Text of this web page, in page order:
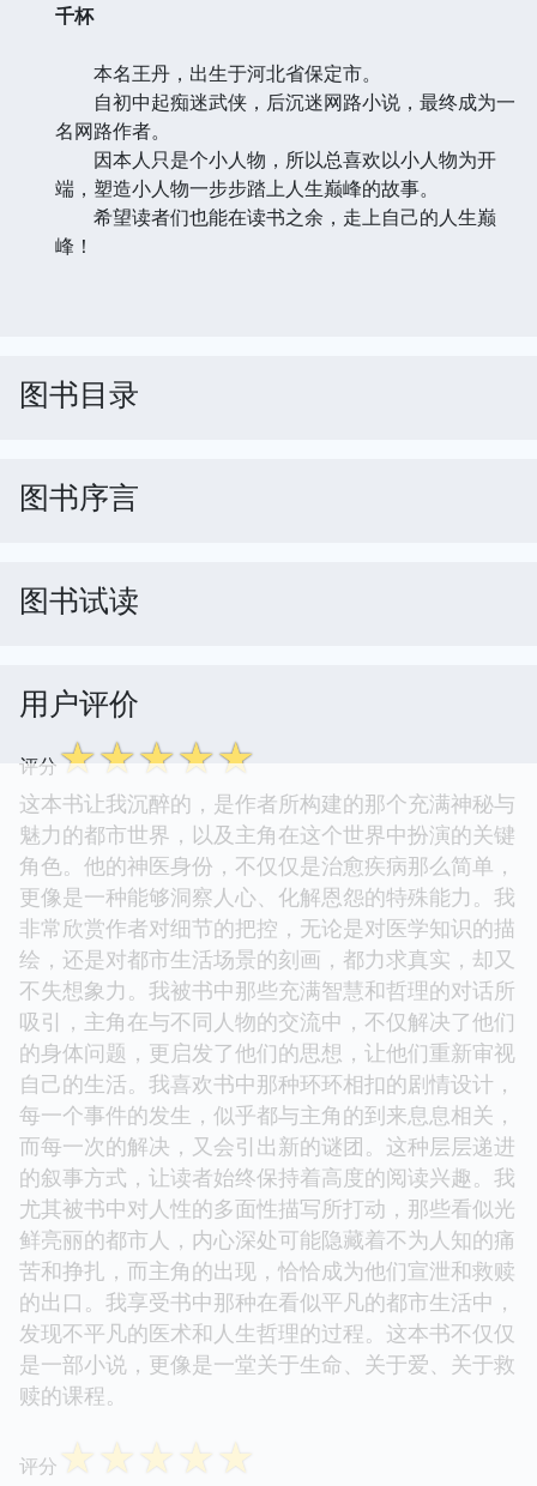
千杯
本名王丹，出生于河北省保定市。
自初中起痴迷武侠，后沉迷网路小说，最终成为一
名网路作者。
因本人只是个小人物，所以总喜欢以小人物为开
端，塑造小人物一步步踏上人生巅峰的故事。
希望读者们也能在读书之余，走上自己的人生巅
峰！
图书目录
图书序言
图书试读
用户评价
评分☆☆☆☆☆
这本书让我沉醉的，是作者所构建的那个充满神秘与
魅力的都市世界，以及主角在这个世界中扮演的关键
角色。他的神医身份，不仅仅是治愈疾病那么简单，
更像是一种能够洞察人心、化解恩怨的特殊能力。我
非常欣赏作者对细节的把控，无论是对医学知识的描
绘，还是对都市生活场景的刻画，都力求真实，却又
不失想象力。我被书中那些充满智慧和哲理的对话所
吸引，主角在与不同人物的交流中，不仅解决了他们
的身体问题，更启发了他们的思想，让他们重新审视
自己的生活。我喜欢书中那种环环相扣的剧情设计，
每一个事件的发生，似乎都与主角的到来息息相关，
而每一次的解决，又会引出新的谜团。这种层层递进
的叙事方式，让读者始终保持着高度的阅读兴趣。我
尤其被书中对人性的多面性描写所打动，那些看似光
鲜亮丽的都市人，内心深处可能隐藏着不为人知的痛
苦和挣扎，而主角的出现，恰恰成为他们宣泄和救赎
的出口。我享受书中那种在看似平凡的都市生活中，
发现不平凡的医术和人生哲理的过程。这本书不仅仅
是一部小说，更像是一堂关于生命、关于爱、关于救
赎的课程。
评分 ☆☆☆☆☆